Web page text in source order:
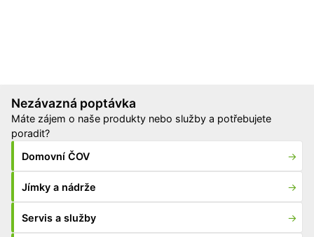
Nezávazná poptávka
Máte zájem o naše produkty nebo služby a potřebujete
poradit?
Domovní ČOV
Jímky a nádrže
Servis a služby